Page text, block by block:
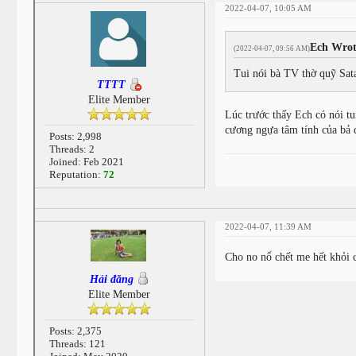
TTTT
Elite Member
Posts: 2,998
Threads: 2
Joined: Feb 2021
Reputation:72
2022-04-07, 10:05 AM
(2022-04-07, 09:56 AM)Ech
Tui nói bà TV thờ quỹ
Lúc trước thấy Ech có nói
cương ngựa tâm tính của
Hải đăng
Elite Member
Posts: 2,375
Threads: 121
2022-04-07, 11:39 AM
Cho no nổ chết me hết khỏi